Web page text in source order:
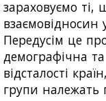
зараховуємо ті,
взаємовідносин
Передусім це
демографічна
відсталості
групи належать